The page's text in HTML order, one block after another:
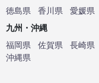
徳島県
香川県 愛媛県
九州・沖縄
福岡県
佐賀県 長崎県
沖縄県